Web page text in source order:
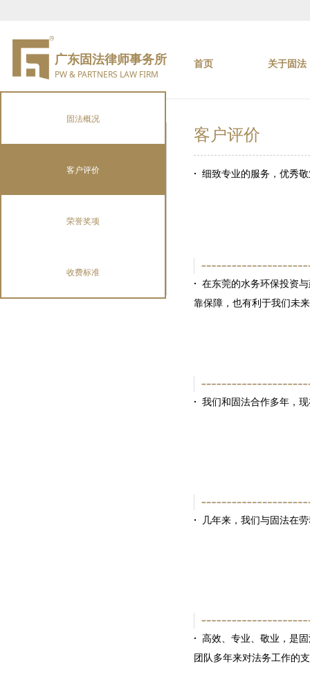
广东固法律师事务所
PW & PARTNERS LAW FIRM
首页 关于固法
客户评价
· 细致专业的服务，优秀
· 在东莞的水务环保投资
靠保障，也有利于我们未
· 我们和固法合作多年，
· 几年来，我们与固法在
· 高效、专业、敬业，是
团队多年来对法务工作的
固法概况
客户评价
荣誉奖项
收费标准